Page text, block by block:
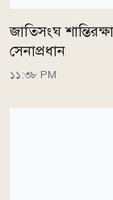
জাতিসংঘ
সেনাপ্রধান
১১:৩৮ PM